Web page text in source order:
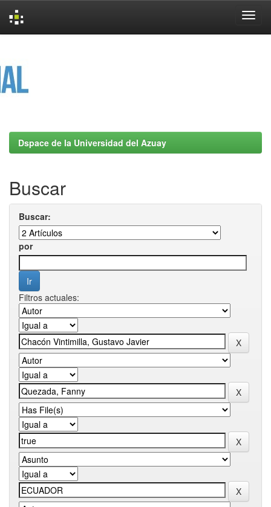
Dspace de la Universidad del Azuay
Buscar
Buscar:
por
Filtros actuales: